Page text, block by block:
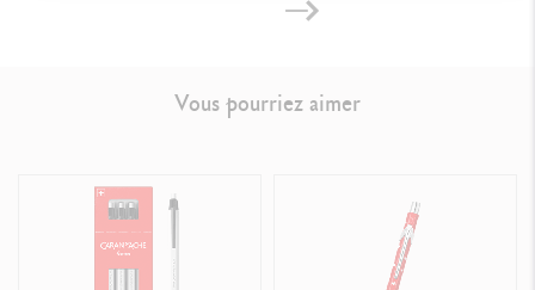
Vous pourriez aimer